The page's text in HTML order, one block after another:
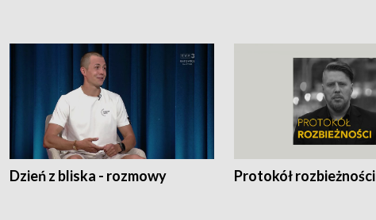
Dzień z bliska - rozmowy Protokół rozbieżności